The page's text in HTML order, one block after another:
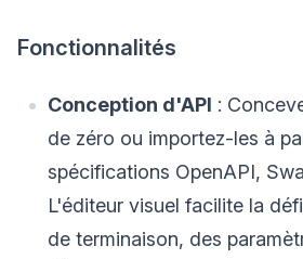
Fonctionnalités
Conception d'API :
de zéro ou importez-les à
spécifications OpenAPI,
L'éditeur visuel facilite la
de terminaison, des